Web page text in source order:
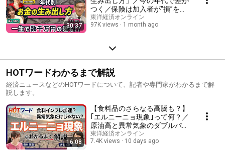
30:37
つく／保険は加入者が“損”をす
る／5年遅れで1000万円以上の
差？／老後不安をどう解消する
東洋経済オンライン
97K views
1 month ago
HOTワードわかるまで解説
経済ニュースなどのHOTワードについて、記者や専門家がわかるまで解
説します。
16:08
【食料品のさらなる高騰も？】
｢エルニーニョ現象｣って何？／
原油高と異常気象のダブルパン
チ／最大20％の食料インフレ／
インドは砂糖輸出を制限／コー
東洋経済オンライン
7.4K views
10 days ago